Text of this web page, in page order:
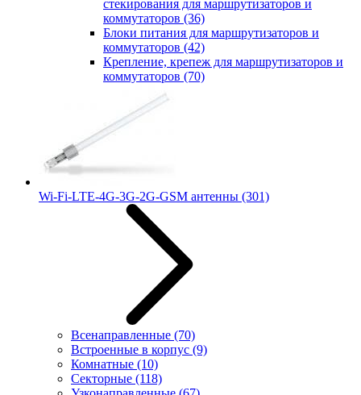
стекирования для маршрутизаторов и
коммутаторов (36)
Блоки питания для маршрутизаторов и
коммутаторов (42)
Крепление, крепеж для маршрутизаторов и
коммутаторов (70)
Wi-Fi-LTE-4G-3G-2G-GSM антенны (301)
Всенаправленные (70)
Встроенные в корпус (9)
Комнатные (10)
Секторные (118)